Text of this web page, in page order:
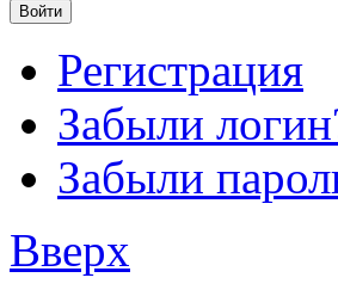
Войти
Регистрация
Забыли
Забыли
Вверх